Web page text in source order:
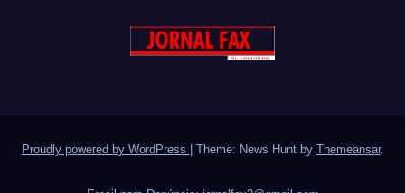
Proudly powered by WordPress | Theme: News Hunt by Themeansar.